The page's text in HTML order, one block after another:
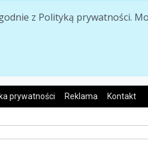
z Polityką prywatności.
prywatności Reklama Kontakt